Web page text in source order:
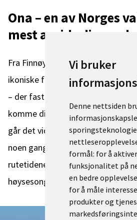
Vi bruker
Denne nettsiden
formål: for å
funksjonalitet på
en bedre
for å måle
produkter og
Ona – en av Norges
mest avsidesliggende
Fra Finnøy fortsetter
ikoniske fiskeværet Ona, som
– der fastlandet slutter og
komme dit tar du ferje fra Finnøy
går det videre med en kort ferjetur
noen ganger daglig, men det er
rutetidene nøye, spesielt om du
høysesong.